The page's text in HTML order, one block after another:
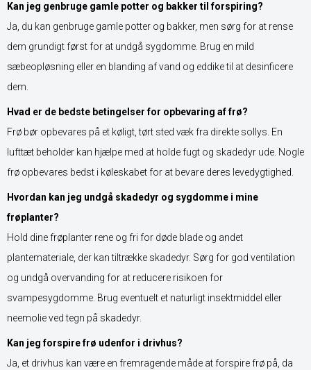
Kan jeg genbruge gamle potter og bakker til forspiring?
Ja, du kan genbruge gamle potter og bakker, men sørg for at rense
dem grundigt først for at undgå sygdomme. Brug en mild
sæbeopløsning eller en blanding af vand og eddike til at desinficere
dem.
Hvad er de bedste betingelser for opbevaring af frø?
Frø bør opbevares på et køligt, tørt sted væk fra direkte sollys. En
lufttæt beholder kan hjælpe med at holde fugt og skadedyr ude. Nogle
frø opbevares bedst i køleskabet for at bevare deres levedygtighed.
Hvordan kan jeg undgå skadedyr og sygdomme i mine
frøplanter?
Hold dine frøplanter rene og fri for døde blade og andet
plantemateriale, der kan tiltrække skadedyr. Sørg for god ventilation
og undgå overvanding for at reducere risikoen for
svampesygdomme. Brug eventuelt et naturligt insektmiddel eller
neemolie ved tegn på skadedyr.
Kan jeg forspire frø udenfor i drivhus?
Ja, et drivhus kan være en fremragende måde at forspire frø på, da